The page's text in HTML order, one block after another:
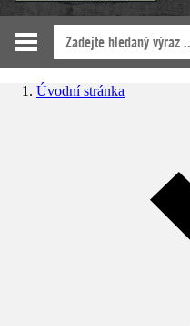
Úvodní stránka